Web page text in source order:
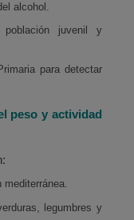
alcohol.
población juvenil y
para detectar
peso y actividad
mediterránea.
legumbres y